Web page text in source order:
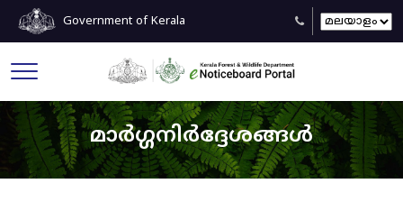
Government of Kerala
മാർഗ്ഗനിർദ്ദേശങ്ങൾ